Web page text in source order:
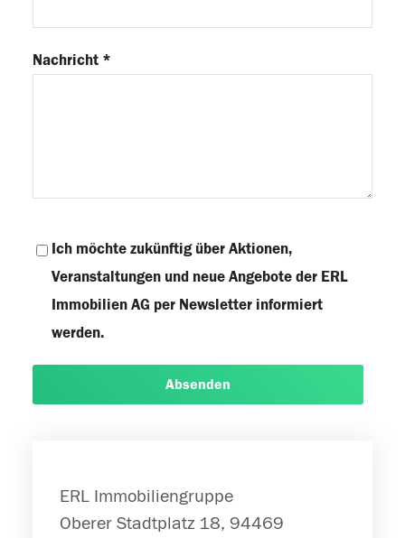
Nachricht *
Ich möchte zukünftig über Aktionen,
Veranstaltungen und neue Angebote der ERL
Immobilien AG per Newsletter informiert
werden.
Absenden
ERL Immobiliengruppe
Oberer Stadtplatz 18, 94469